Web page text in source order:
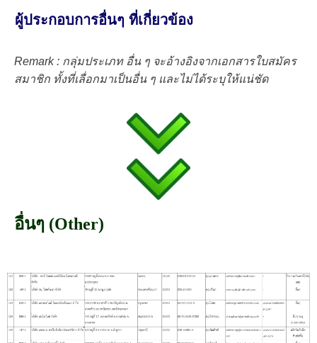
ผู้ประกอบการอื่นๆ ที่เกี่ยวข้อง
Remark : กลุ่มประเภท อื่น ๆ จะอ้างอิงจากเอกสารใบสมัคร
สมาชิก ทั้งที่เลื่อกมาเป็นอื่น ๆ และไม่ได้ระบุให้แน่ชัด
อื่นๆ (Other)